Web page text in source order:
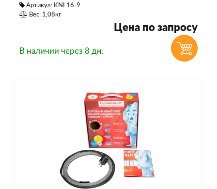
Артикул: KNL16-9
Вес: 1,08кг
Цена по запросу
В наличии через 8 дн.